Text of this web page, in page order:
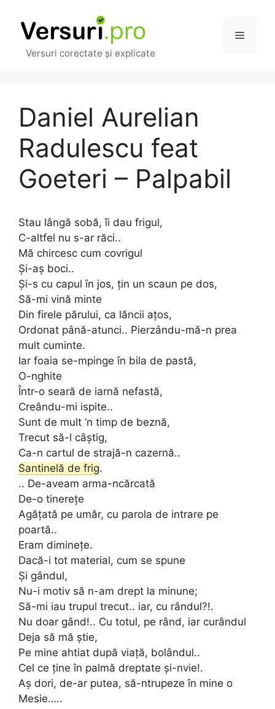
conținut
Versuri corectate și explicate
Meniu
Daniel Aurelian
Radulescu feat
Goeteri – Palpabil
Stau lângă sobă, îi dau frigul,
C-altfel nu s-ar răci..
Mă chircesc cum covrigul
Şi-aş boci..
Şi-s cu capul în jos, ţin un scaun pe dos,
Să-mi vină minte
Din firele părului, ca lăncii aţos,
Ordonat până-atunci.. Pierzându-mă-n prea
mult cuminte.
Iar foaia se-mpinge în bila de pastă,
O-nghite
Într-o seară de iarnă nefastă,
Creându-mi ispite..
Sunt de mult ‘n timp de beznă,
Trecut să-l câştig,
Ca-n cartul de strajă-n cazernă..
Santinelă de frig.
.. De-aveam arma-ncărcată
De-o tinereţe
Agăţată pe umăr, cu parola de intrare pe
poartă..
Eram dimineţe.
Dacă-i tot material, cum se spune
Şi gândul,
Nu-i motiv să n-am drept la minune;
Să-mi iau trupul trecut.. iar, cu rândul?!.
Nu doar gând!.. Cu totul, pe rând, iar curândul
Deja să mă ştie,
Pe mine ahtiat după viaţă, bolândul..
Cel ce ţine în palmă dreptate şi-nvie!.
Aş dori, de-ar putea, să-ntrupeze în mine o
Mesie…..